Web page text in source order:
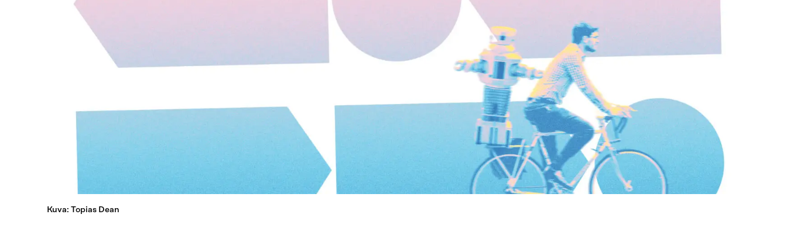
Kuva: Topias Dean